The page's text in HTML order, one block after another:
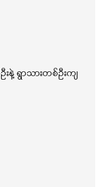
ရွာသားတစ်ဦးကျ